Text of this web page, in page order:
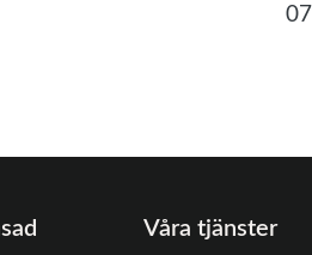
Våra tjänster